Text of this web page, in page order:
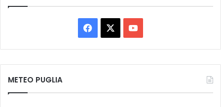
T
I
N
m
i
p
a
c
o
u
METEO PUGLIA